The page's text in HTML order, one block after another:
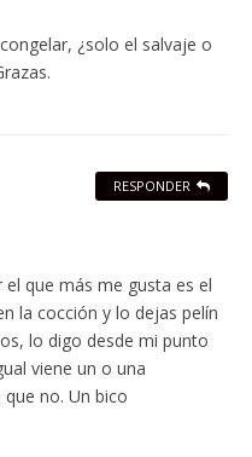
¿solo el salvaje o
el que más me gusta es el
la cocción y lo dejas pelín
lo digo desde mi punto
viene un o una
no. Un bico
RESPONDER